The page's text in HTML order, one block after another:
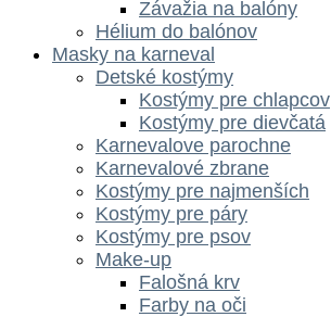
Závažia na balóny
Hélium do balónov
Masky na karneval
Detské kostýmy
Kostýmy pre chlapcov
Kostýmy pre dievčatá
Karnevalove parochne
Karnevalové zbrane
Kostýmy pre najmenších
Kostýmy pre páry
Kostýmy pre psov
Make-up
Falošná krv
Farby na oči